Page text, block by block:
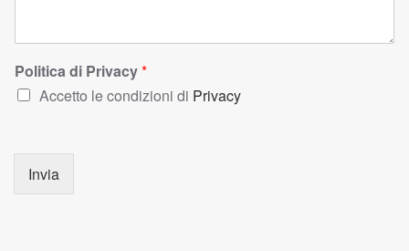
Politica di Privacy*
Accetto le condizioni di Privacy
Invia